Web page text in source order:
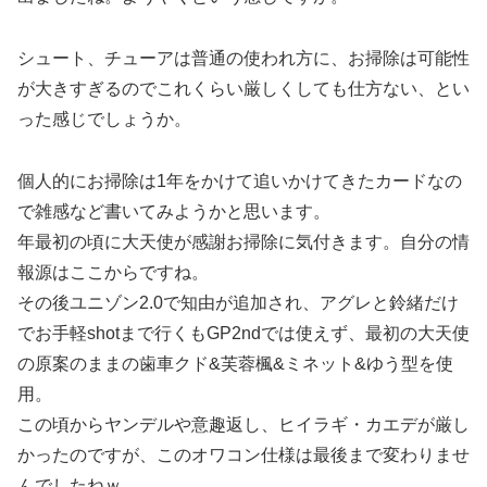
シュート、チューアは普通の使われ方に、お掃除は可能性
が大きすぎるのでこれくらい厳しくしても仕方ない、とい
った感じでしょうか。
個人的にお掃除は1年をかけて追いかけてきたカードなの
で雑感など書いてみようかと思います。
年最初の頃に大天使が感謝お掃除に気付きます。自分の情
報源はここからですね。
その後ユニゾン2.0で知由が追加され、アグレと鈴緒だけ
でお手軽shotまで行くもGP2ndでは使えず、最初の大天使
の原案のままの歯車クド&芙蓉楓&ミネット&ゆう型を使
用。
この頃からヤンデルや意趣返し、ヒイラギ・カエデが厳し
かったのですが、このオワコン仕様は最後まで変わりませ